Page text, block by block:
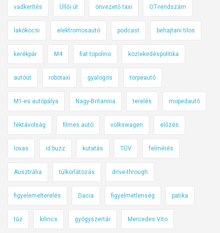
vadkerítés Üllői út önvezető taxi OT-rendszám
lakókocsi elektromosautó podcast behajtani tilos
kerékpár M4 fiat topolino közlekedéspolitika
autóút robotaxi gyalogos törpeautó
M1-es autópálya Nagy-Britannia terelés mopedautó
féktávolság filmes autó volkswagen előzés
lovas id buzz kutatás TÜV felmérés
Ausztrália túlkorlátozás drive-through
figyelemelterelés Dacia figyelmetlenség patika
tűz kilincs gyógyszertár Mercedes Vito